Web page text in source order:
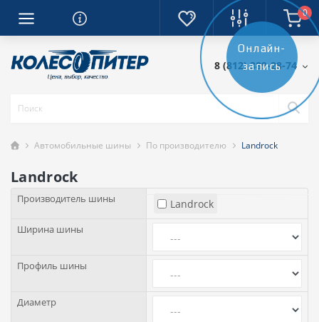
0
8 (812) 389-28-74
Автомобильные шины По производителю Landrock
Landrock
Производитель шины Landrock
Ширина шины
Профиль шины
Диаметр
Онлайн-
запись